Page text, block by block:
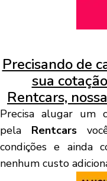
Precisando de
sua
Rentcars,
Precisa alugar um
pela Rentcars
condições e ainda
nenhum custo